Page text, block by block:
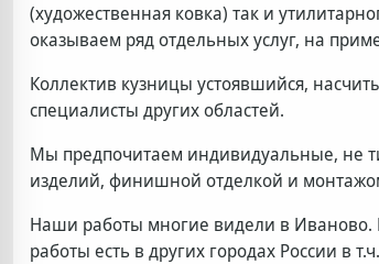
(художественная ковка) так и
оказываем ряд отдельных услуг, на
Коллектив кузницы устоявшийся,
специалисты других областей.
Мы предпочитаем индивидуальные, не
изделий, финишной отделкой и
Наши работы многие видели в
работы есть в других городах России в